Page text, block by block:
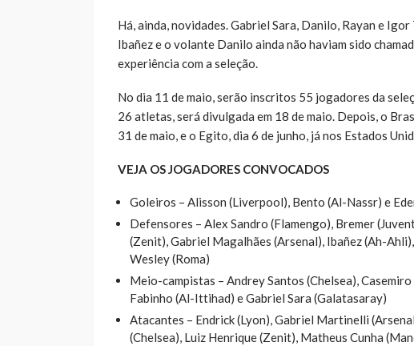
Há, ainda, novidades. Gabriel Sara, Danilo, Rayan e
Ibañez e o volante Danilo ainda não haviam sido
experiência com a seleção.
No dia 11 de maio, serão inscritos 55 jogadores da
26 atletas, será divulgada em 18 de maio. Depois, o
31 de maio, e o Egito, dia 6 de junho, já nos Estados
VEJA OS JOGADORES CONVOCADOS
Goleiros – Alisson (Liverpool), Bento (Al-Nassr) e
Defensores – Alex Sandro (Flamengo), Bremer
(Zenit), Gabriel Magalhães (Arsenal), Ibañez (Ah-
Wesley (Roma)
Meio-campistas – Andrey Santos (Chelsea),
Fabinho (Al-Ittihad) e Gabriel Sara (Galatasaray)
Atacantes – Endrick (Lyon), Gabriel Martinelli
(Chelsea), Luiz Henrique (Zenit), Matheus Cunha